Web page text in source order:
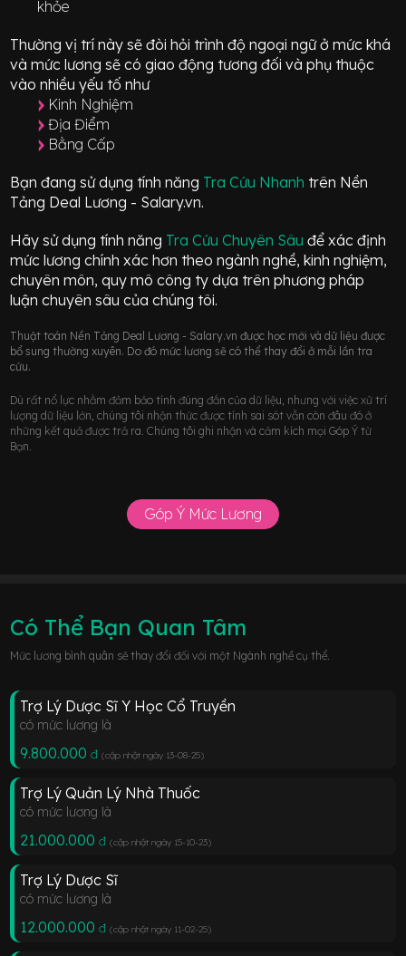
khỏe
Thường vị trí này sẽ đòi hỏi trình độ ngoại ngữ ở mứckhá
và mức lương sẽ có giao động tương đối và phụ thuộc
vào nhiều yếu tố như
Kinh Nghiệm
Địa Điểm
Bằng Cấp
Bạn đang sử dụng tính năng Tra Cứu Nhanh trên Nền
Tảng Deal Lương - Salary.vn.
Hãy sử dụng tính năng Tra Cứu Chuyên Sâuđể xác định
mức lương chính xác hơn theo ngành nghề, kinh nghiệm,
chuyên môn, quy mô công ty dựa trên phương pháp
luận chuyên sâu của chúng tôi.
Thuật toán Nền Tảng Deal Lương - Salary.vn được học mới và dữ liệu được
bổ sung thường xuyên. Do đó mức lương sẽ có thể thay đổi ở mỗi lần tra
cứu.
Dù rất nổ lực nhằm đảm bảo tính đúng đắn của dữ liệu, nhưng với việc xử trí
lượng dữ liệu lớn, chúng tôi nhận thức được tính sai sót vẫn còn đâu đó ở
những kết quả được trả ra. Chúng tôi ghi nhận và cảm kích mọi Góp Ý từ
Bạn.
Góp Ý Mức Lương
Có Thể Bạn Quan Tâm
Mức lương bình quân sẽ thay đổi đối với một Ngành nghề cụ thể.
Trợ Lý Dược Sĩ Y Học Cổ Truyền
có mức lương là
9.800.000 đ (cập nhật ngày 13-08-25)
Trợ Lý Quản Lý Nhà Thuốc
có mức lương là
21.000.000 đ (cập nhật ngày 15-10-23)
Trợ Lý Dược Sĩ
có mức lương là
12.000.000 đ (cập nhật ngày 11-02-25)